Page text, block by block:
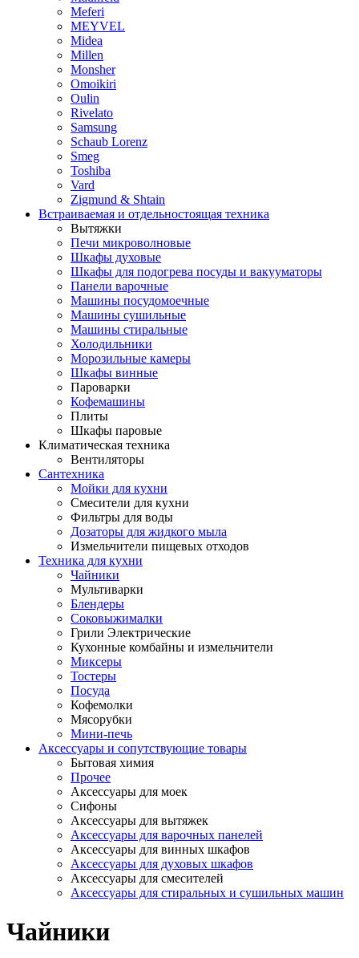
Meferi
MEYVEL
Midea
Millen
Monsher
Omoikiri
Oulin
Rivelato
Samsung
Schaub Lorenz
Smeg
Toshiba
Vard
Zigmund & Shtain
Встраиваемая и отдельностоящая техника
Вытяжки
Печи микроволновые
Шкафы духовые
Шкафы для подогрева посуды и вакууматоры
Панели варочные
Машины посудомоечные
Машины сушильные
Машины стиральные
Холодильники
Морозильные камеры
Шкафы винные
Пароварки
Кофемашины
Плиты
Шкафы паровые
Климатическая техника
Вентиляторы
Сантехника
Мойки для кухни
Смесители для кухни
Фильтры для воды
Дозаторы для жидкого мыла
Измельчители пищевых отходов
Техника для кухни
Чайники
Мультиварки
Блендеры
Соковыжималки
Грили Электрические
Кухонные комбайны и измельчители
Миксеры
Тостеры
Посуда
Кофемолки
Мясорубки
Мини-печь
Аксессуары и сопутствующие товары
Бытовая химия
Прочее
Аксессуары для моек
Сифоны
Аксессуары для вытяжек
Аксессуары для варочных панелей
Аксессуары для винных шкафов
Аксессуары для духовых шкафов
Аксессуары для смесителей
Аксессуары для стиральных и сушильных машин
Чайники